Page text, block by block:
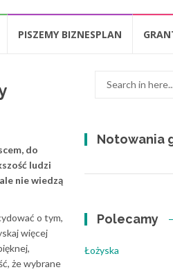
PISZEMY BIZNESPLAN
do
ludzi
nie wiedzą
o tym,
więcej
że wybrane
Notowania
Polecamy
Łożyska